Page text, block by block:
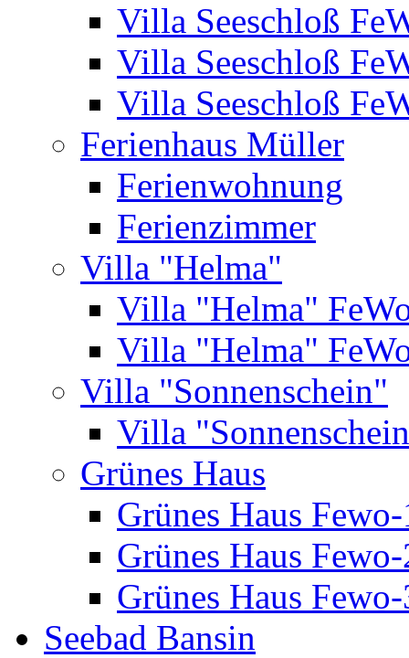
Villa Seeschloß
Villa Seeschloß
Villa Seeschloß
Ferienhaus Müller
Ferienwohnung
Ferienzimmer
Villa "Helma"
Villa "Helma"
Villa "Helma"
Villa "Sonnenschein"
Villa
Grünes Haus
Grünes Haus
Grünes Haus
Grünes Haus
Seebad Bansin